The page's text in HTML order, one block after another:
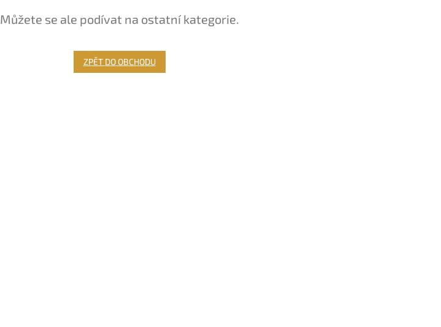
Můžete se ale podívat na ostatní kategorie.
ZPĚT DO OBCHODU